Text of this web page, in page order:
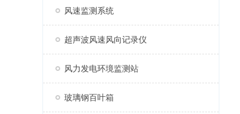
风速监测系统
超声波风速风向记录仪
风力发电环境监测站
玻璃钢百叶箱